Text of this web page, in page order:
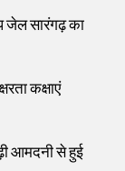
जेल सारंगढ़ का
कक्षाएं
आमदनी से हुई